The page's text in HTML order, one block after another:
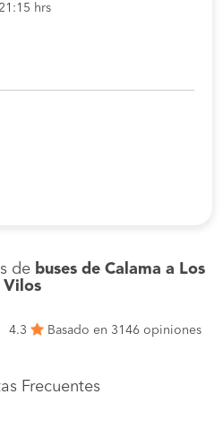
hrs
de buses de Calama a Los
Vilos
4.3 Basado en 3146 opiniones
Frecuentes